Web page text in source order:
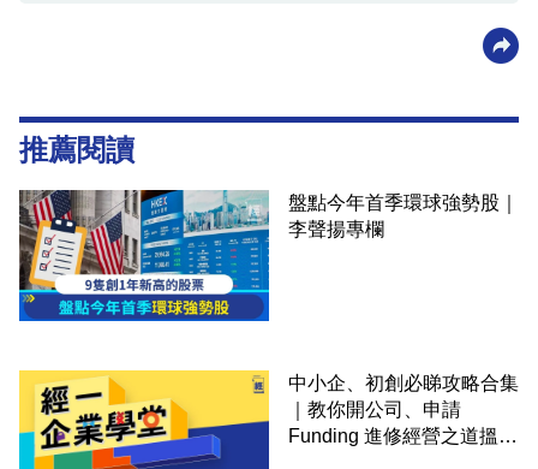
推薦閱讀
盤點今年首季環球強勢股｜
李聲揚專欄
中小企、初創必睇攻略合集
｜教你開公司、申請
Funding 進修經營之道搵大